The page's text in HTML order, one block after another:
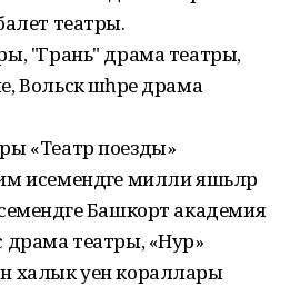
театры.
"Грань" драма театры,
Вольск шәһәре драма
«Театр поезды»
исемендәге милли яшьләр
Башкорт академия
театры, «Нур»
халык уен кораллары